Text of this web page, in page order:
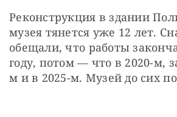
Реконструкция в здании
музея тянется уже 12 лет.
обещали, что работы
году, потом — что в 2020-м,
м и в 2025-м. Музей до сих